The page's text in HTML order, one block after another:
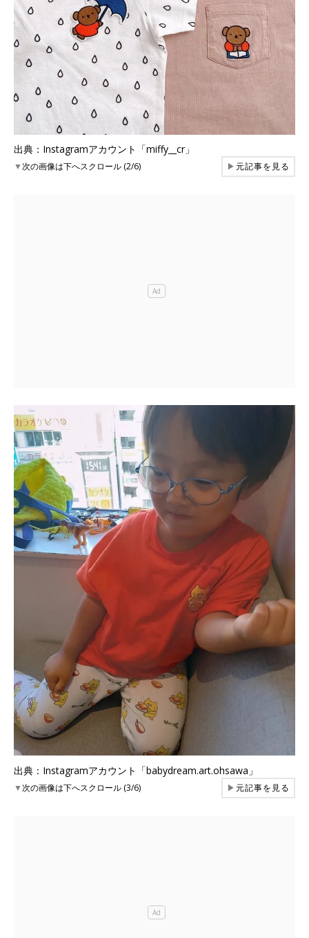
出典：Instagramアカウント「miffy__cr」
▼次の画像は下へスクロール (2/6) ▶元記事を見る
出典：Instagramアカウント「babydream.art.ohsawa」
▼次の画像は下へスクロール (3/6) ▶元記事を見る